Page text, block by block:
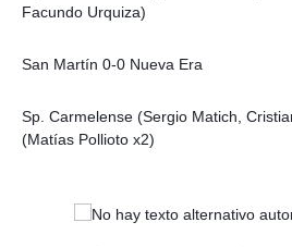
Facundo Urquiza)
San Martín 0-0 Nueva Era
Sp. Carmelense (Sergio Matich,
(Matías Pollioto x2)